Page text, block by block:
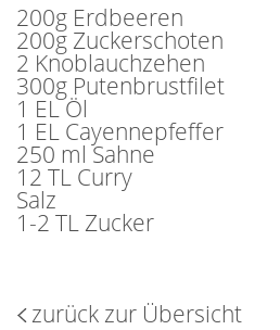
200g Erdbeeren
200g Zuckerschoten
2 Knoblauchzehen
300g Putenbrustfilet
1 EL Öl
1 EL Cayennepfeffer
250 ml Sahne
12 TL Curry
Salz
1-2 TL Zucker
zurück zur Übersicht